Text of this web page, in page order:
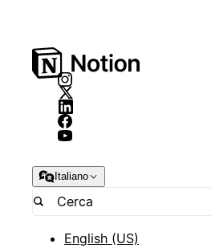
Italiano
English (US)